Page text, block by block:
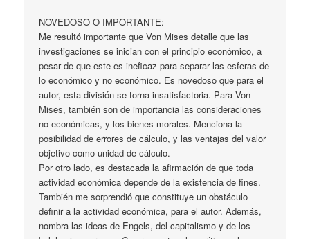
NOVEDOSO O IMPORTANTE:
Me resultó importante que Von Mises detalle que las
investigaciones se inician con el principio económico, a
pesar de que este es ineficaz para separar las esferas de
lo económico y no económico. Es novedoso que para el
autor, esta división se torna insatisfactoria. Para Von
Mises, también son de importancia las consideraciones
no económicas, y los bienes morales. Menciona la
posibilidad de errores de cálculo, y las ventajas del valor
objetivo como unidad de cálculo.
Por otro lado, es destacada la afirmación de que toda
actividad económica depende de la existencia de fines.
También me sorprendió que constituye un obstáculo
definir a la actividad económica, para el autor. Además,
nombra las ideas de Engels, del capitalismo y de los